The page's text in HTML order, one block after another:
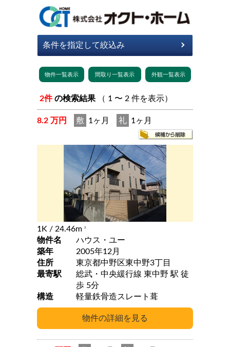
2件 の検索結果 （ 1 〜 2 件を表示）
8.2 万円 敷 1ヶ月 礼 1ヶ月
1K / 24.46m 2
物件名
ハウス・ユー
築年
2005年12月
住所
東京都中野区東中野3丁目
最寄駅
総武・中央緩行線 東中野 駅 徒
歩 5分
構造
軽量鉄骨造スレート葺